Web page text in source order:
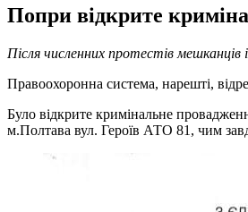
Попри відкрите
Після численних протестів мешканців
Правоохоронна система, нарешті,
Було відкрите кримінальне
м.Полтава вул. Героїв АТО 81, чим